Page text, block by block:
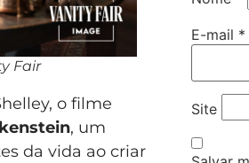
Fair
o filme
, um
da vida ao criar
E-mail *
Site